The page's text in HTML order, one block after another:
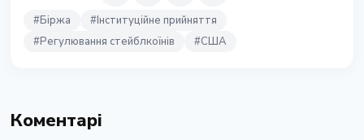
#Біржа #Інституційне прийняття
#Регулювання стейблкоїнів #США
Коментарі